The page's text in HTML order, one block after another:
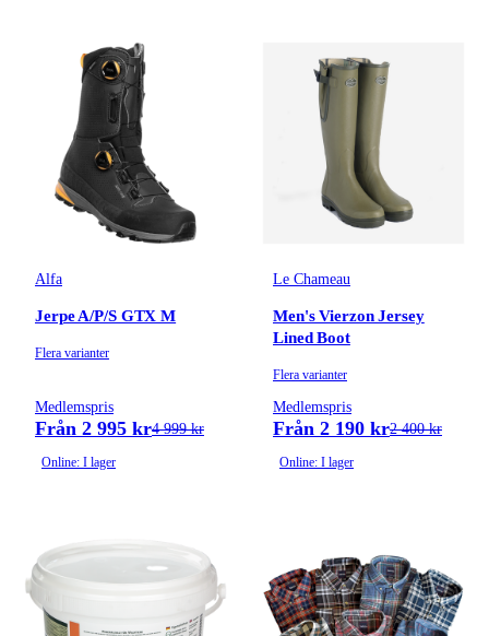
Alfa
Jerpe A/P/S GTX M
Flera varianter
Medlemspris
Från 2 995 kr4 999 kr
Online: I lager
Le Chameau
Men's Vierzon Jersey
Lined Boot
Flera varianter
Medlemspris
Från 2 190 kr2 400 kr
Online: I lager